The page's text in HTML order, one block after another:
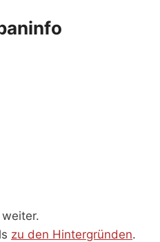
zu den Hintergründen.